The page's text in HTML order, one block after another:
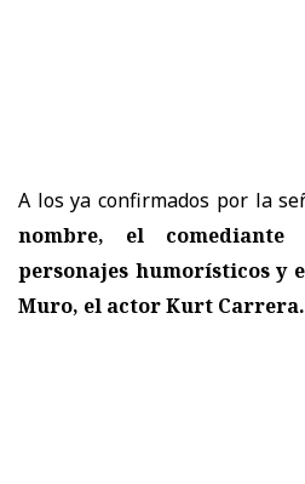
A los ya confirmados por la
nombre, el comediante
personajes humorísticos y
Muro, el actor Kurt Carrera.